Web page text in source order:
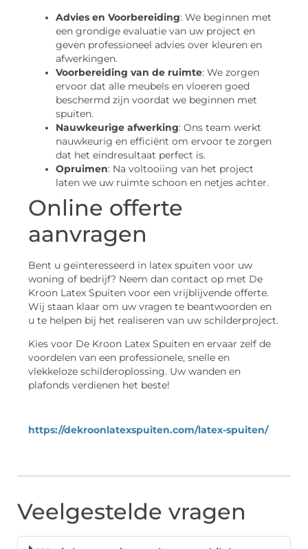
Advies en Voorbereiding: We beginnen met
een grondige evaluatie van uw project en
geven professioneel advies over kleuren en
afwerkingen.
Voorbereiding van de ruimte: We zorgen
ervoor dat alle meubels en vloeren goed
beschermd zijn voordat we beginnen met
spuiten.
Nauwkeurige afwerking: Ons team werkt
nauwkeurig en efficiënt om ervoor te zorgen
dat het eindresultaat perfect is.
Opruimen: Na voltooiing van het project
laten we uw ruimte schoon en netjes achter.
Online offerte
aanvragen
Bent u geïnteresseerd in latex spuiten voor uw
woning of bedrijf? Neem dan contact op met De
Kroon Latex Spuiten voor een vrijblijvende offerte.
Wij staan klaar om uw vragen te beantwoorden en
u te helpen bij het realiseren van uw schilderproject.
Kies voor De Kroon Latex Spuiten en ervaar zelf de
voordelen van een professionele, snelle en
vlekkeloze schilderoplossing. Uw wanden en
plafonds verdienen het beste!
https://dekroonlatexspuiten.com/latex-spuiten/
Veelgestelde vragen